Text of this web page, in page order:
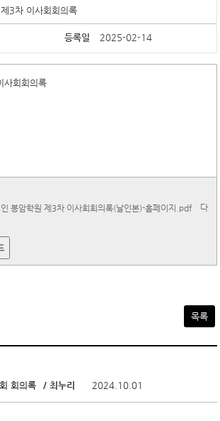
3차 이사회회의록
등록일 2025-02-14
사회회의록
봉암학원 제3차 이사회회의록(날인본)-홈페이지.pdf 다
목록
회의록 / 최누리 2024.10.01